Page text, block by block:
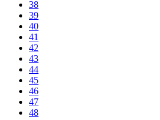
38
39
40
41
42
43
44
45
46
47
48